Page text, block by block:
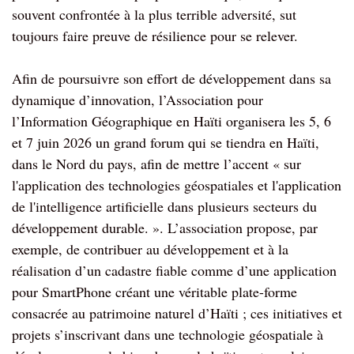
souvent confrontée à la plus terrible adversité, sut
toujours faire preuve de résilience pour se relever.
Afin de poursuivre son effort de développement dans sa
dynamique d’innovation, l’Association pour
l’Information Géographique en Haïti organisera les 5, 6
et 7 juin 2026 un grand forum qui se tiendra en Haïti,
dans le Nord du pays, afin de mettre l’accent « sur
l'application des technologies géospatiales et l'application
de l'intelligence artificielle dans plusieurs secteurs du
développement durable. ». L’association propose, par
exemple, de contribuer au développement et à la
réalisation d’un cadastre fiable comme d’une application
pour SmartPhone créant une véritable plate-forme
consacrée au patrimoine naturel d’Haïti ; ces initiatives et
projets s’inscrivant dans une technologie géospatiale à